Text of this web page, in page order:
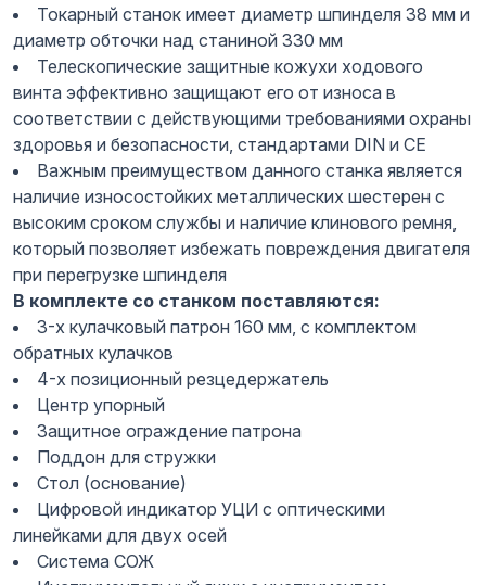
Токарный станок имеет диаметр шпинделя 38 мм и
диаметр обточки над станиной 330 мм
Телескопические защитные кожухи ходового
винта эффективно защищают его от износа в
соответствии с действующими требованиями охраны
здоровья и безопасности, стандартами DIN и CE
Важным преимуществом данного станка является
наличие износостойких металлических шестерен с
высоким сроком службы и наличие клинового ремня,
который позволяет избежать повреждения двигателя
при перегрузке шпинделя
В комплекте со станком поставляются:
3-х кулачковый патрон 160 мм, с комплектом
обратных кулачков
4-х позиционный резцедержатель
Центр упорный
Защитное ограждение патрона
Поддон для стружки
Стол (основание)
Цифровой индикатор УЦИ с оптическими
линейками для двух осей
Система СОЖ